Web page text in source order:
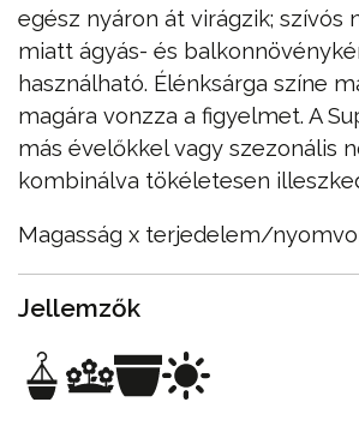
egész nyáron át virágzik; szívós
miatt ágyás- és
használható. Élénksárga színe
magára vonzza a figyelmet. A
más évelőkkel vagy szezonális
kombinálva tökéletesen
Magasság x terjedelem/
Jellemzők